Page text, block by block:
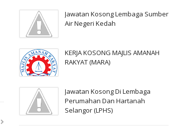
Jawatan Kosong Lembaga Sumber
Air Negeri Kedah
KERJA KOSONG MAJLIS AMANAH
RAKYAT (MARA)
Jawatan Kosong Di Lembaga
Perumahan Dan Hartanah
Selangor (LPHS)